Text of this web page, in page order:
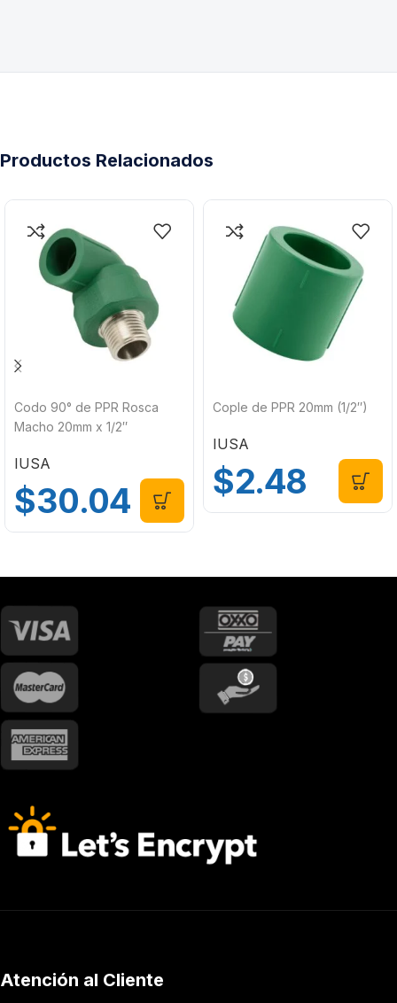
Productos Relacionados
Codo 90° de PPR Rosca
Macho 20mm x 1/2″
IUSA
$30.04
Cople de PPR 20mm (1/2″)
IUSA
$2.48
Atención al Cliente